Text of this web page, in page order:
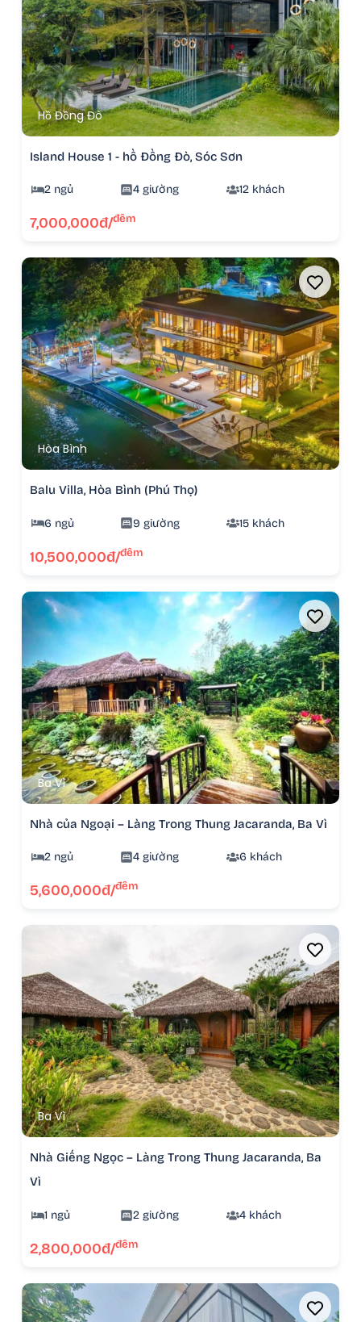
Hồ Đồng Đò
Island House 1 - hồ Đồng Đò, Sóc Sơn
2 ngủ 4 giường 12 khách
7,000,000đ/đêm
Hòa Bình
Balu Villa, Hòa Bình (Phú Thọ)
6 ngủ 9 giường 15 khách
10,500,000đ/đêm
Ba Vì
Nhà của Ngoại – Làng Trong Thung Jacaranda, Ba Vì
2 ngủ 4 giường 6 khách
5,600,000đ/đêm
Ba Vì
Nhà Giếng Ngọc – Làng Trong Thung Jacaranda, Ba
Vì
1 ngủ 2 giường 4 khách
2,800,000đ/đêm